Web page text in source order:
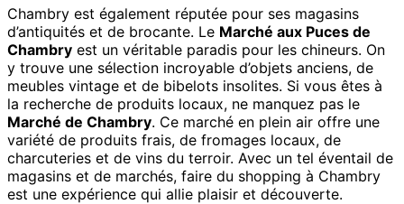
Chambry est également réputée pour ses magasins
d’antiquités et de brocante. Le Marché aux Puces de
Chambry est un véritable paradis pour les chineurs. On
y trouve une sélection incroyable d’objets anciens, de
meubles vintage et de bibelots insolites. Si vous êtes à
la recherche de produits locaux, ne manquez pas le
Marché de Chambry. Ce marché en plein air offre une
variété de produits frais, de fromages locaux, de
charcuteries et de vins du terroir. Avec un tel éventail de
magasins et de marchés, faire du shopping à Chambry
est une expérience qui allie plaisir et découverte.